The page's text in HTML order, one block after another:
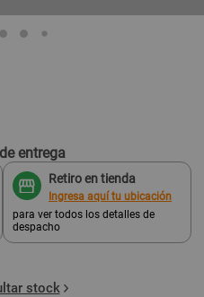
entrega
Retiro en tienda
Ingresa aquí tu ubicación
para ver todos los detalles de
despacho
stock